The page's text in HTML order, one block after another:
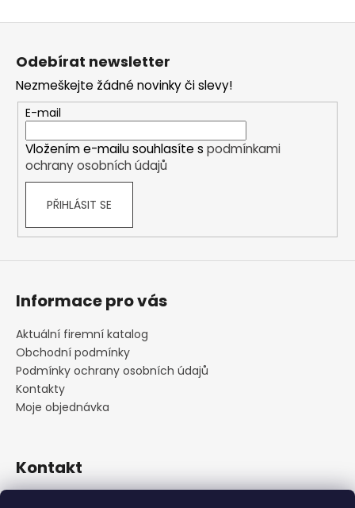
Z
Odebírat newsletter
Nezmeškejte žádné novinky či slevy!
E-mail
Vložením e-mailu souhlasíte s podmínkami
ochrany osobních údajů
PŘIHLÁSIT SE
Informace pro vás
Aktuální firemní katalog
Obchodní podmínky
Podmínky ochrany osobních údajů
Kontakty
Moje objednávka
Kontakt